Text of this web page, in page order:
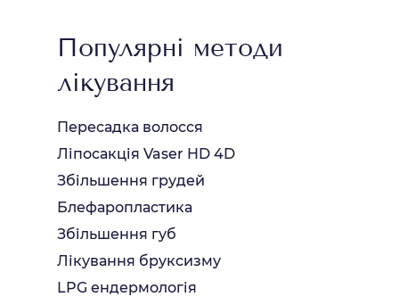
Популярні методи
лікування
Пересадка волосся
Ліпосакція Vaser HD 4D
Збільшення грудей
Блефаропластика
Збільшення губ
Лікування бруксизму
LPG ендермологія